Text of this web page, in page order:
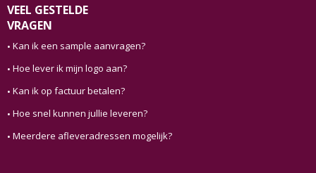
VEEL GESTELDE
VRAGEN
Kan ik een sample aanvragen?
Hoe lever ik mijn logo aan?
Kan ik op factuur betalen?
Hoe snel kunnen jullie leveren?
Meerdere afleveradressen mogelijk?